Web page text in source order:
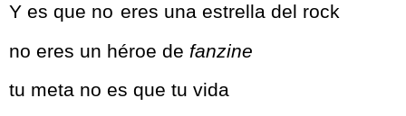
Y es que no eres una estrella del rock
no eres un héroe de fanzine
tu meta no es que tu vida